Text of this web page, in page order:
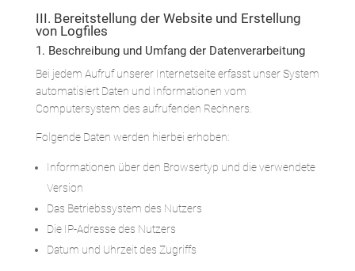
III. Bereitstellung der Website und Erstellung
von Logfiles
1. Beschreibung und Umfang der Datenverarbeitung
Bei jedem Aufruf unserer Internetseite erfasst unser System
automatisiert Daten und Informationen vom
Computersystem des aufrufenden Rechners.
Folgende Daten werden hierbei erhoben:
Informationen über den Browsertyp und die verwendete
Version
Das Betriebssystem des Nutzers
Die IP-Adresse des Nutzers
Datum und Uhrzeit des Zugriffs